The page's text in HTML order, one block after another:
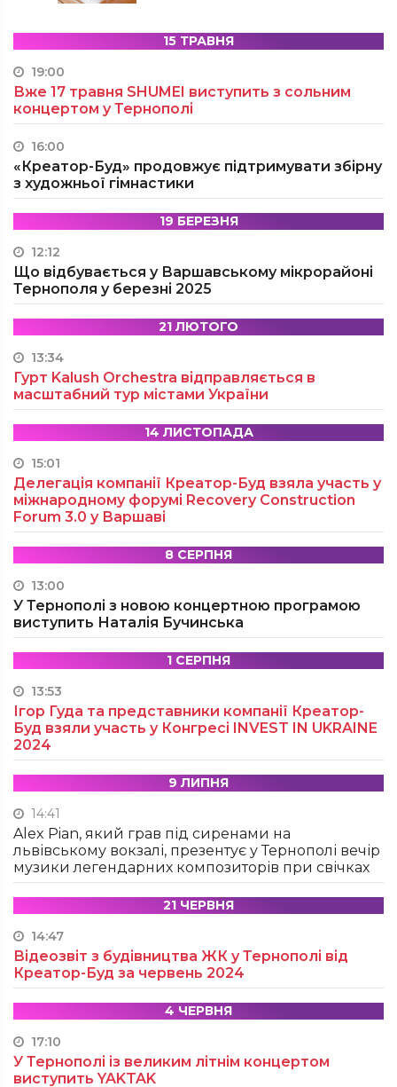
15 ТРАВНЯ
19:00
Вже 17 травня SHUMEI виступить з сольним
концертом у Тернополі
16:00
«Креатор-Буд» продовжує підтримувати збірну
з художньої гімнастики
19 БЕРЕЗНЯ
12:12
Що відбувається у Варшавському мікрорайоні
Тернополя у березні 2025
21 ЛЮТОГО
13:34
Гурт Kalush Orchestra відправляється в
масштабний тур містами України
14 ЛИСТОПАДА
15:01
Делегація компанії Креатор-Буд взяла участь у
міжнародному форумі Recovery Construction
Forum 3.0 у Варшаві
8 СЕРПНЯ
13:00
У Тернополі з новою концертною програмою
виступить Наталія Бучинська
1 СЕРПНЯ
13:53
Ігор Гуда та представники компанії Креатор-
Буд взяли участь у Конгресі INVEST IN UKRAINE
2024
9 ЛИПНЯ
14:41
Alex Pian, який грав під сиренами на
львівському вокзалі, презентує у Тернополі вечір
музики легендарних композиторів при свічках
21 ЧЕРВНЯ
14:47
Відеозвіт з будівництва ЖК у Тернополі від
Креатор-Буд за червень 2024
4 ЧЕРВНЯ
17:10
У Тернополі із великим літнім концертом
виступить YAKTAK